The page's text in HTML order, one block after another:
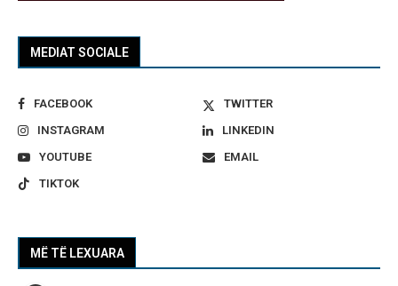
MEDIAT SOCIALE
FACEBOOK
TWITTER
INSTAGRAM
LINKEDIN
YOUTUBE
EMAIL
TIKTOK
MË TË LEXUARA